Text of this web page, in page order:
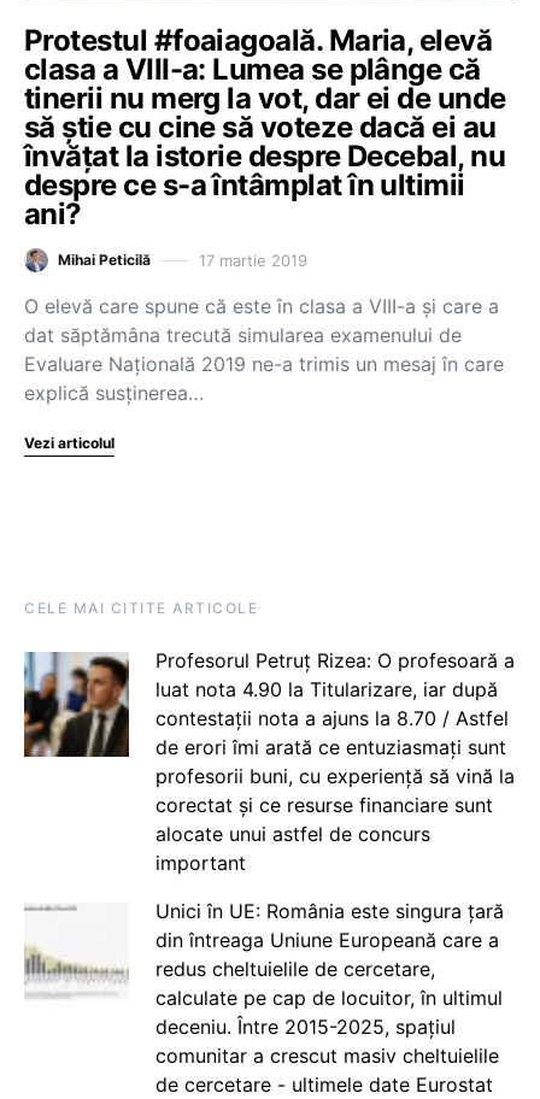
Protestul #foaiagoală. Maria, elevă
clasa a VIII-a: Lumea se plânge că
tinerii nu merg la vot, dar ei de unde
să știe cu cine să voteze dacă ei au
învățat la istorie despre Decebal, nu
despre ce s-a întâmplat în ultimii
ani?
Mihai Peticilă 17 martie 2019
O elevă care spune că este în clasa a VIII-a și care a
dat săptămâna trecută simularea examenului de
Evaluare Națională 2019 ne-a trimis un mesaj în care
explică susținerea…
Vezi articolul
CELE MAI CITITE ARTICOLE
Profesorul Petruț Rizea: O profesoară a
luat nota 4.90 la Titularizare, iar după
contestații nota a ajuns la 8.70 / Astfel
de erori îmi arată ce entuziasmați sunt
profesorii buni, cu experiență să vină la
corectat și ce resurse financiare sunt
alocate unui astfel de concurs
important
Unici în UE: România este singura țară
din întreaga Uniune Europeană care a
redus cheltuielile de cercetare,
calculate pe cap de locuitor, în ultimul
deceniu. Între 2015-2025, spațiul
comunitar a crescut masiv cheltuielile
de cercetare - ultimele date Eurostat